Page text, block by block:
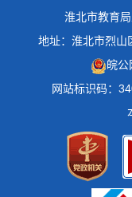
淮北市教育
地址：淮北市烈山
皖
网站标识码：